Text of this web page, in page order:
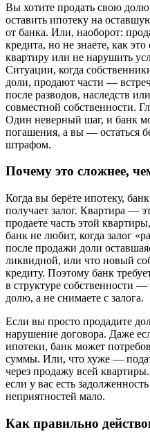
Вы хотите продать свою
оставить ипотеку на
от банка. Или, наоборот:
кредита, но не знаете, как
квартиру или не нарушить
Ситуации, когда
доли, продают части —
после разводов, наследств
совместной собственности.
Один неверный шаг, и банк
погашения, а вы — остаться
штрафом.
Почему это сложнее,
Когда вы берёте ипотеку,
получает залог. Квартира —
продаете часть этой
банк не любит, когда залог
после продажи доли
ликвидной, или что новый
кредиту. Поэтому банк
в структуре собственности
долю, а не снимаете с залога.
Если вы просто продадите
нарушение договора. Даже
ипотеки, банк может
суммы. Или, что хуже —
через продажу всей
если у вас есть
неприятностей мало.
Как правильно